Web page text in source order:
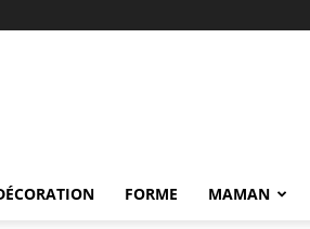
FORME MAMAN